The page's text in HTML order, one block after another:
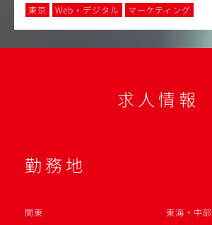
東京 Web・デジタル マーケティング
求人情報
勤務地
関東
東海・中部